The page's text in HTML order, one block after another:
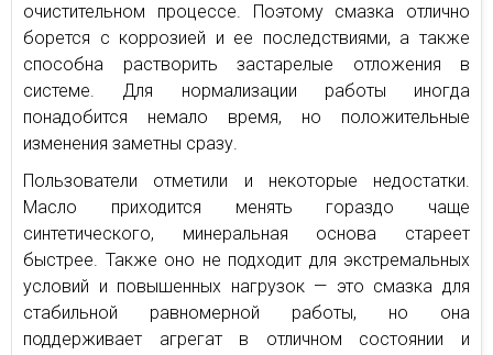
очистительном процессе. Поэтому смазка отлично
борется с коррозией и ее последствиями, а также
способна растворить застарелые отложения в
системе. Для нормализации работы иногда
понадобится немало время, но положительные
изменения заметны сразу.
Пользователи отметили и некоторые недостатки.
Масло приходится менять гораздо чаще
синтетического, минеральная основа стареет
быстрее. Также оно не подходит для экстремальных
условий и повышенных нагрузок — это смазка для
стабильной равномерной работы, но она
поддерживает агрегат в отличном состоянии и